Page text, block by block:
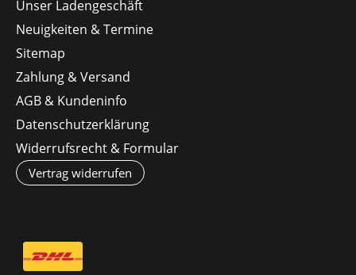
Unser Ladengeschäft
Neuigkeiten & Termine
Sitemap
Zahlung & Versand
AGB & Kundeninfo
Datenschutzerklärung
Widerrufsrecht & Formular
Vertrag widerrufen